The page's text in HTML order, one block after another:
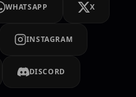
WHATSAPP X
INSTAGRAM
DISCORD